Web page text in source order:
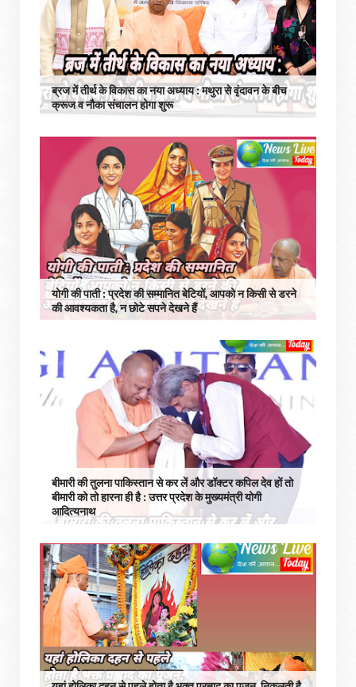
ब्रज में तीर्थ के विकास का नया अध्याय : मथुरा से वृंदावन के बीच
क्रूज व नौका संचालन होगा शुरू
योगी की पाती : प्रदेश की सम्मानित बेटियों, आपको न किसी से डरने
की आवश्यकता है, न छोटे सपने देखने हैं
बीमारी की तुलना पाकिस्तान से कर लें और डॉक्टर कपिल देव हों तो
बीमारी को तो हारना ही है : उत्तर प्रदेश के मुख्यमंत्री योगी
आदित्यनाथ